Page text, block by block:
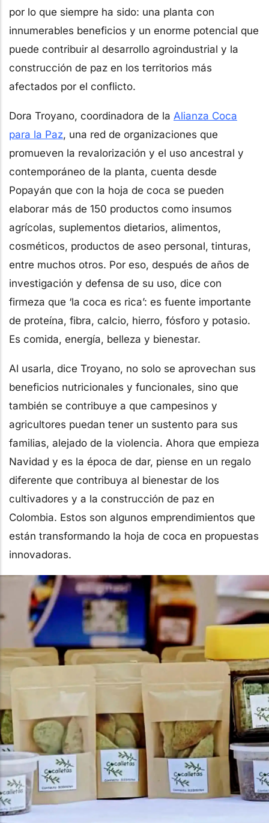
por lo que siempre ha sido: una planta con
innumerables beneficios y un enorme potencial que
puede contribuir al desarrollo agroindustrial y la
construcción de paz en los territorios más
afectados por el conflicto.
Dora Troyano, coordinadora de la Alianza Coca
para la Paz, una red de organizaciones que
promueven la revalorización y el uso ancestral y
contemporáneo de la planta, cuenta desde
Popayán que con la hoja de coca se pueden
elaborar más de 150 productos como insumos
agrícolas, suplementos dietarios, alimentos,
cosméticos, productos de aseo personal, tinturas,
entre muchos otros. Por eso, después de años de
investigación y defensa de su uso, dice con
firmeza que ‘la coca es rica’: es fuente importante
de proteína, fibra, calcio, hierro, fósforo y potasio.
Es comida, energía, belleza y bienestar.
Al usarla, dice Troyano, no solo se aprovechan sus
beneficios nutricionales y funcionales, sino que
también se contribuye a que campesinos y
agricultores puedan tener un sustento para sus
familias, alejado de la violencia. Ahora que empieza
Navidad y es la época de dar, piense en un regalo
diferente que contribuya al bienestar de los
cultivadores y a la construcción de paz en
Colombia. Estos son algunos emprendimientos que
están transformando la hoja de coca en propuestas
innovadoras.